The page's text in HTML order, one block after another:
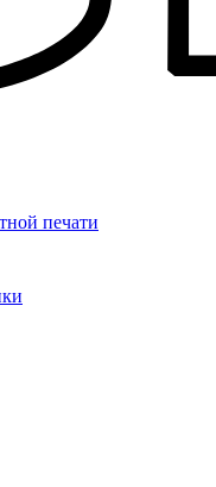
печати